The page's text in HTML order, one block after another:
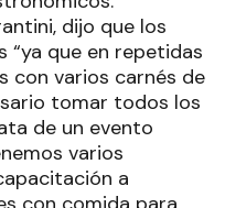
dijo que los
“ya que en repetidas
con varios carnés de
tomar todos los
de un evento
varios
a